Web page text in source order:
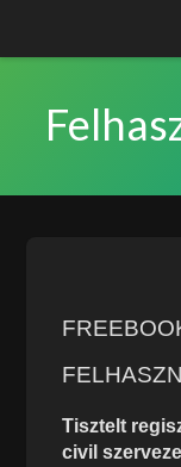
Tisztelt
civil